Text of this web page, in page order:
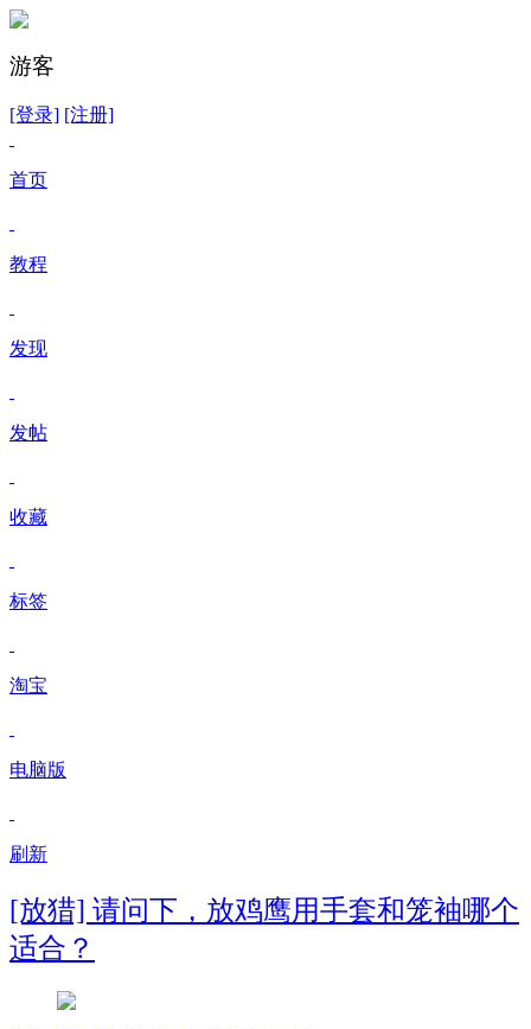
游客
[登录] [注册]
首页
教程
发现
发帖
收藏
标签
淘宝
电脑版
刷新
[放猎] 请问下，放鸡鹰用手套和笼袖哪个
适合？